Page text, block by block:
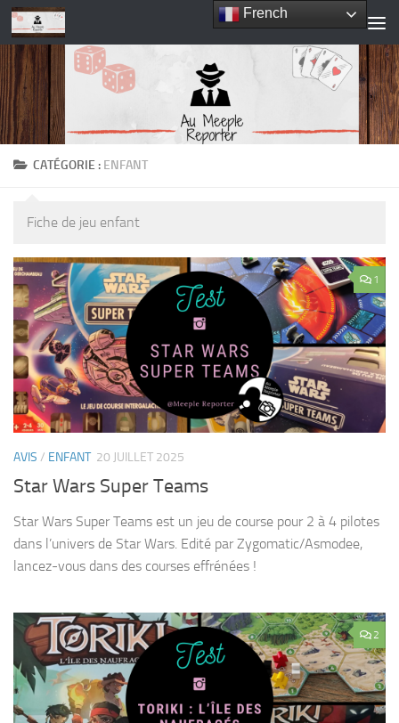
Skip to content
CATÉGORIE : ENFANT
Fiche de jeu enfant
1
AVIS / ENFANT 20 JUILLET 2025
Star Wars Super Teams
Star Wars Super Teams est un jeu de course pour 2 à 4 pilotes
dans l’univers de Star Wars. Edité par Zygomatic/Asmodee,
lancez-vous dans des courses effrénées !
2
French